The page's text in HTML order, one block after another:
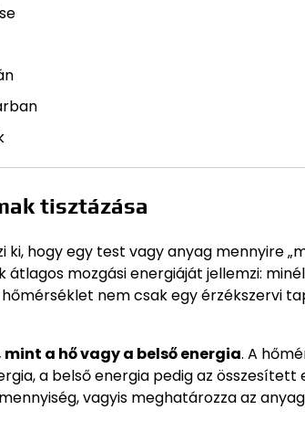
tisztázása
hogy egy test vagy anyag mennyire
mozgási energiáját jellemzi:
nem csak egy érzékszervi
a hő vagy a belső energia. A
a belső energia pedig az összesített
vagyis meghatározza az